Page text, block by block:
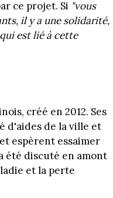
ce projet. Si "vous
il y a une solidarité,
est lié à cette
créé en 2012. Ses
d'aides de la ville et
espèrent essaimer
été discuté en amont
et la perte